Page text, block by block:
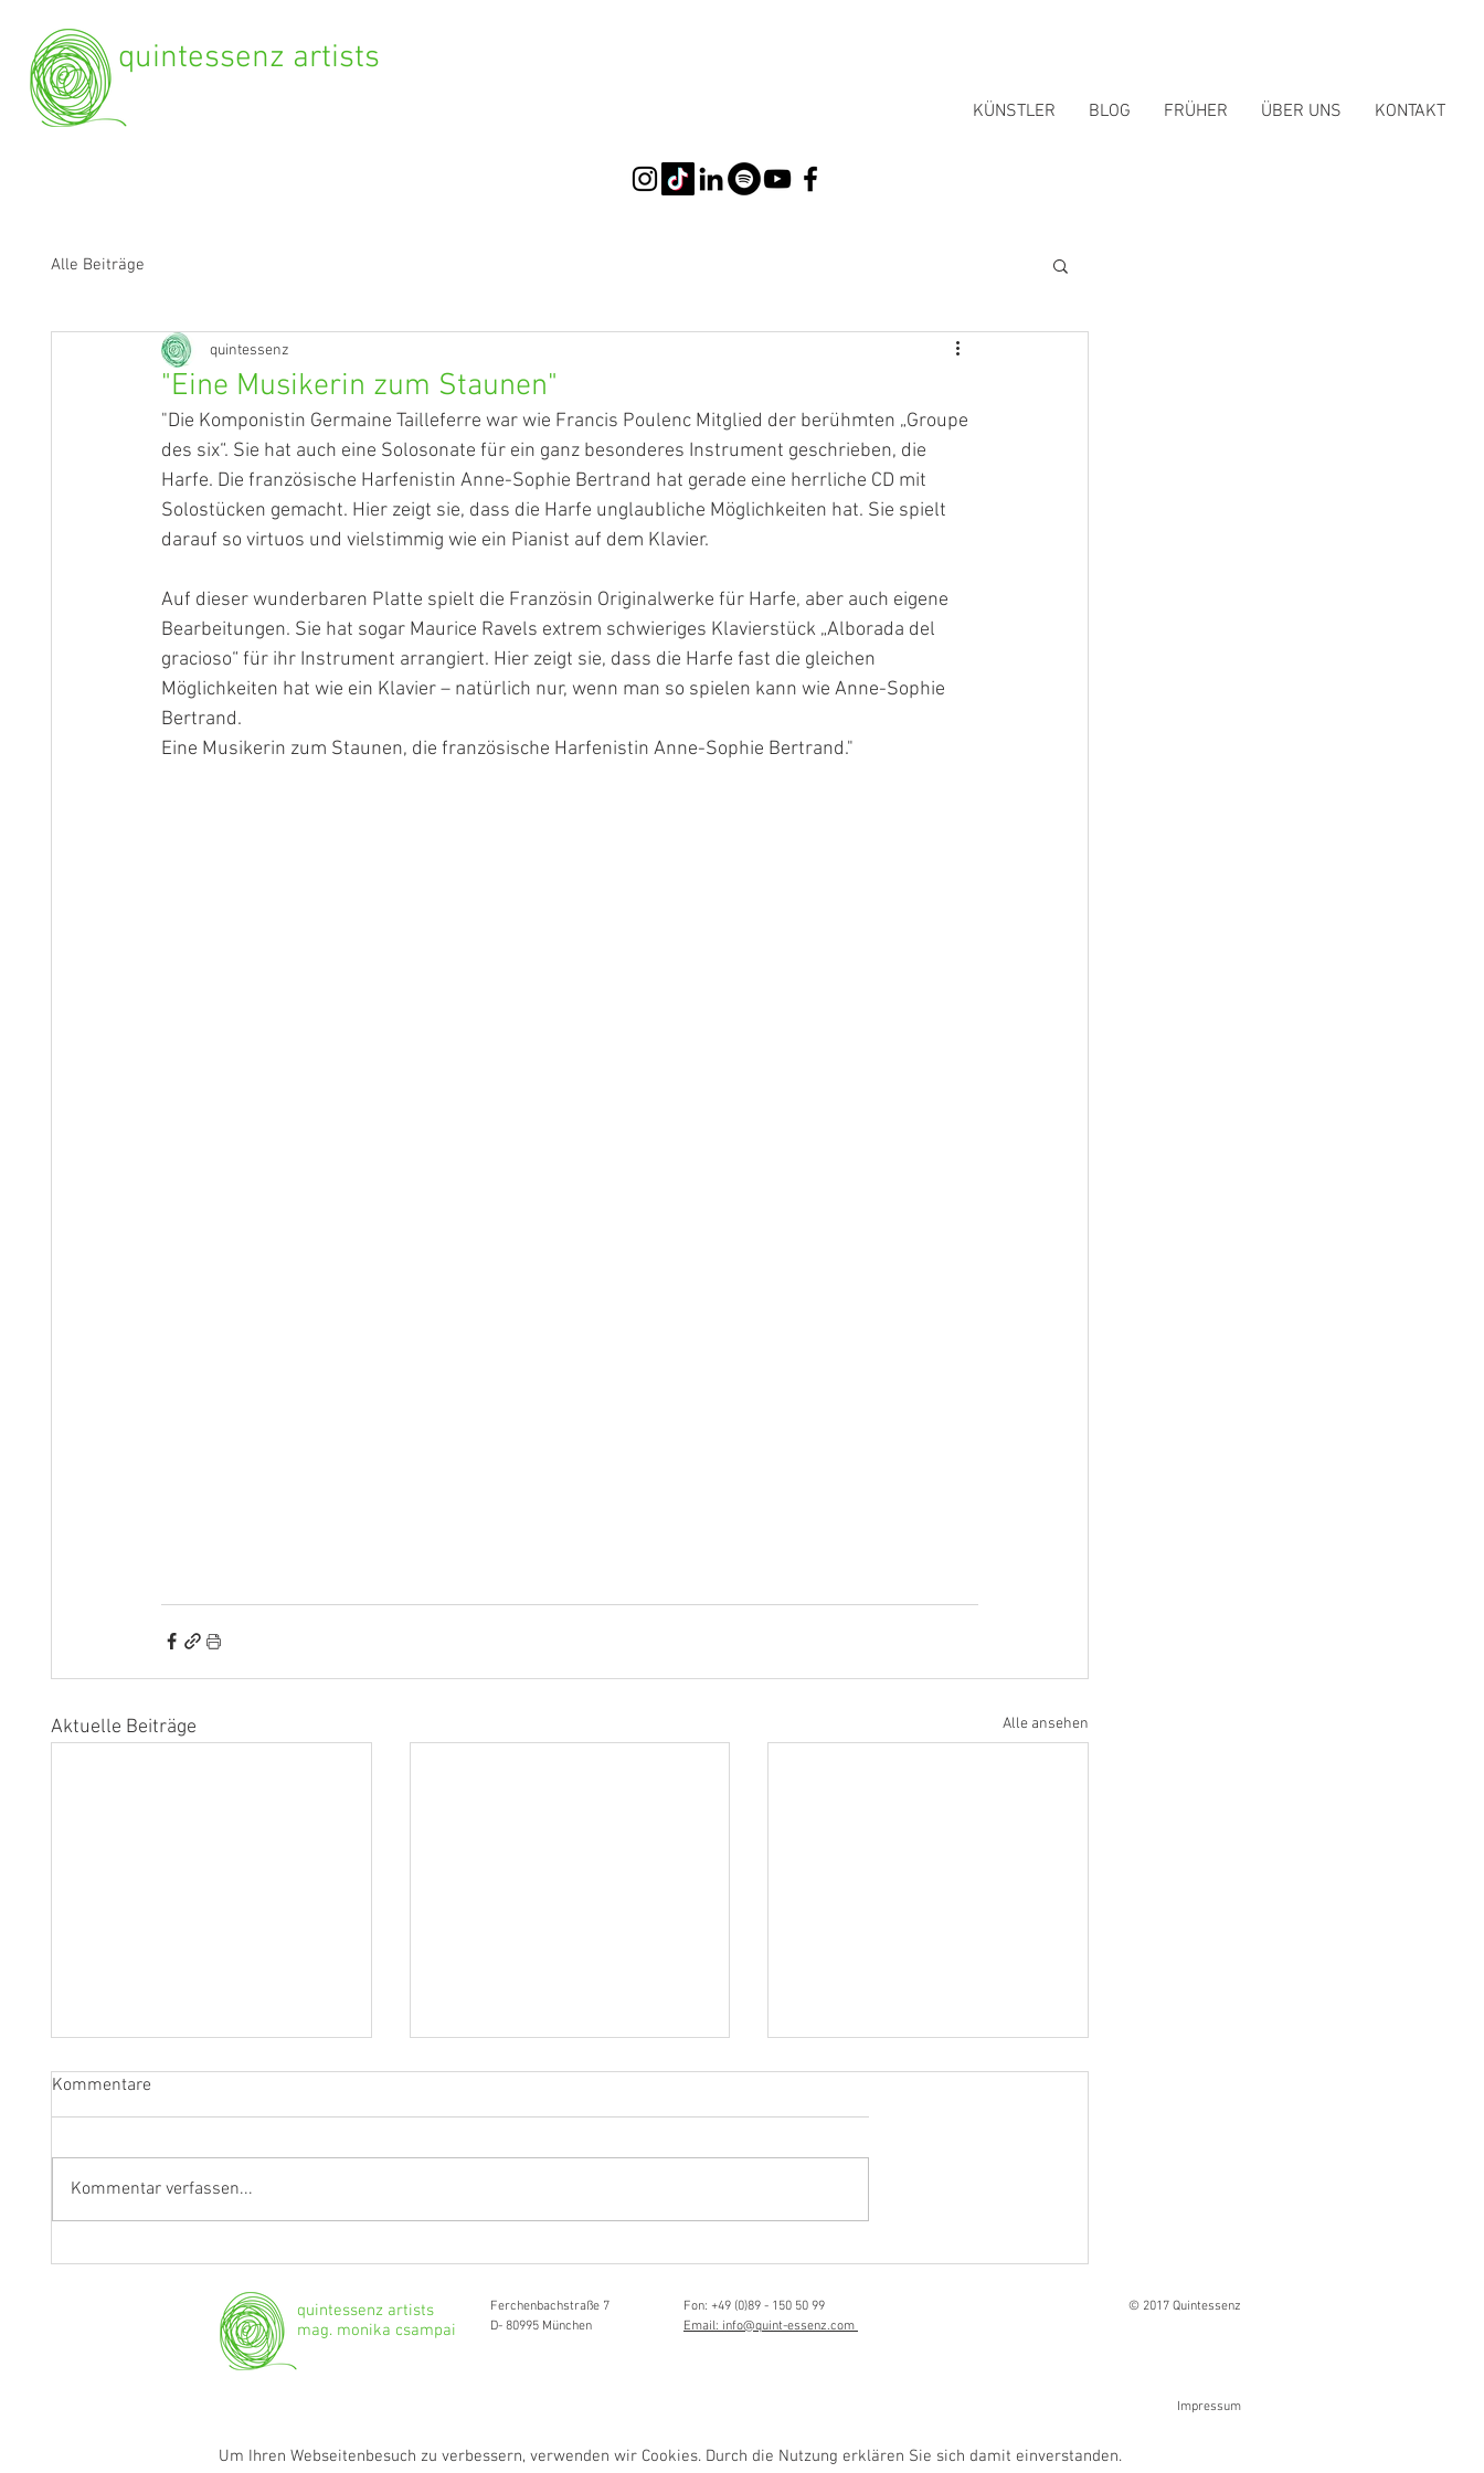
quintessenz artists
KÜNSTLER BLOG FRÜHER ÜBER UNS KONTAKT
Alle Beiträge
"Eine Musikerin zum Staunen"
quintessenz
"Die Komponistin Germaine Tailleferre war wie Francis Poulenc Mitglied der berühmten „Groupe
des six“. Sie hat auch eine Solosonate für ein ganz besonderes Instrument geschrieben, die
Harfe. Die französische Harfenistin Anne-Sophie Bertrand hat gerade eine herrliche CD mit
Solostücken gemacht. Hier zeigt sie, dass die Harfe unglaubliche Möglichkeiten hat. Sie spielt
darauf so virtuos und vielstimmig wie ein Pianist auf dem Klavier.
Auf dieser wunderbaren Platte spielt die Französin Originalwerke für Harfe, aber auch eigene
Bearbeitungen. Sie hat sogar Maurice Ravels extrem schwieriges Klavierstück „Alborada del
gracioso“ für ihr Instrument arrangiert. Hier zeigt sie, dass die Harfe fast die gleichen
Möglichkeiten hat wie ein Klavier – natürlich nur, wenn man so spielen kann wie Anne-Sophie
Bertrand.
Eine Musikerin zum Staunen, die französische Harfenistin Anne-Sophie Bertrand."
Aktuelle Beiträge Alle ansehen
Kommentare
Kommentar verfassen...
quintessenz artists
mag. monika csampai
Ferchenbachstraße 7
D- 80995 München
Fon: +49 (0)89 - 150 50 99
Email: info@quint-essenz.com
© 2017 Quintessenz
Impressum
Um Ihren Webseitenbesuch zu verbessern, verwenden wir Cookies. Durch die Nutzung erklären Sie sich damit einverstanden.